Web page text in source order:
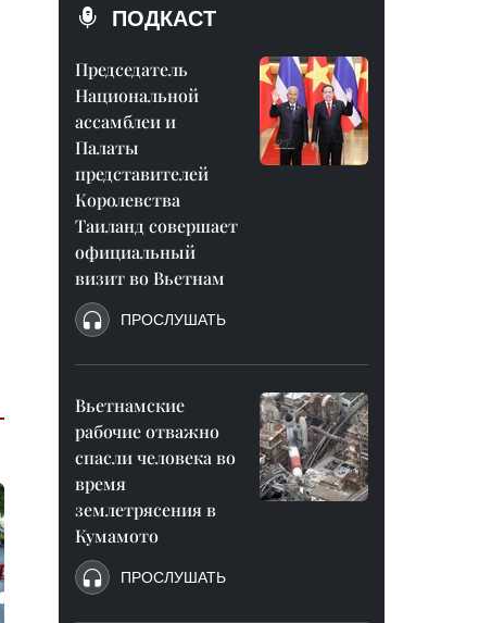
ПОДКАСТ
Председатель
Национальной
ассамблеи и
Палаты
представителей
Королевства
Таиланд совершает
официальный
визит во Вьетнам
ПРОСЛУШАТЬ
Вьетнамские
рабочие отважно
спасли человека во
время
землетрясения в
Кумамото
ПРОСЛУШАТЬ